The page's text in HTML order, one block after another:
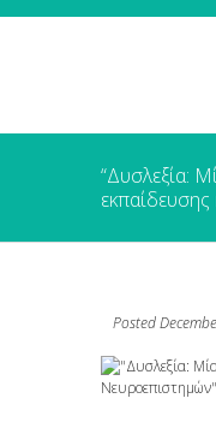
“Δυσλεξία:
Posted